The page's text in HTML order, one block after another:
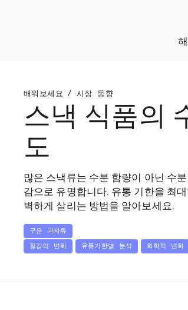
배워보세요 / 시장 동향
스낵 식품의
도
많은 스낵류는 수분 함량이 아닌 수
감으로 유명합니다. 유통 기한을 최
벽하게 살리는 방법을 알아보세요.
구운 과자류
질감의 변화
유통기한별 분석 화학적 변화